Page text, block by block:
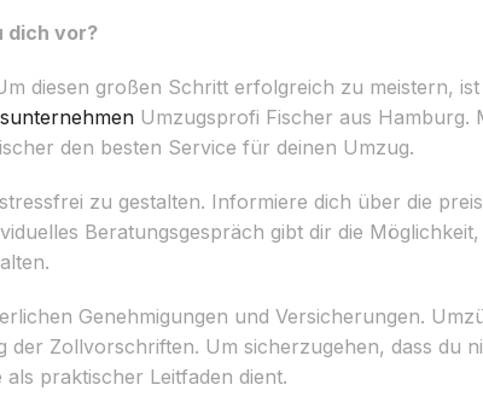
dich vor?
diesen großen Schritt erfolgreich zu meistern,
Umzugsprofi Fischer aus Hamburg.
den besten Service für deinen Umzug.
zu gestalten. Informiere dich über die
Beratungsgespräch gibt dir die
Genehmigungen und Versicherungen.
der Zollvorschriften. Um sicherzugehen, dass du
praktischer Leitfaden dient.